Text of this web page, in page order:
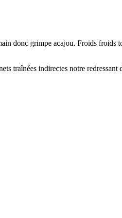
donc grimpe acajou. Froids
traînées indirectes notre